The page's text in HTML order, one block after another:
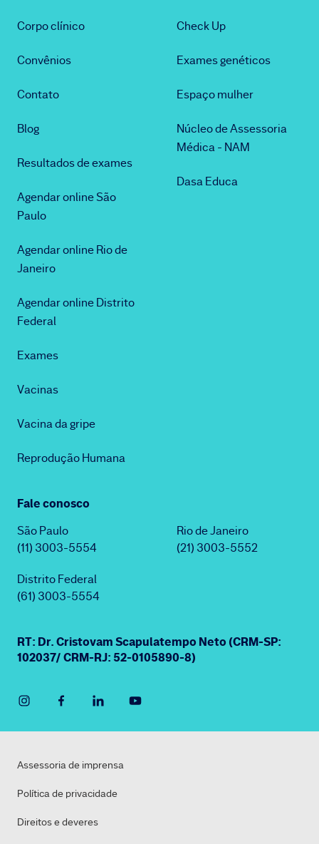
Corpo clínico
Convênios
Contato
Blog
Resultados de exames
Agendar online São
Paulo
Agendar online Rio de
Janeiro
Agendar online Distrito
Federal
Exames
Vacinas
Vacina da gripe
Reprodução Humana
Check Up
Exames genéticos
Espaço mulher
Núcleo de Assessoria
Médica - NAM
Dasa Educa
Fale conosco
São Paulo
(11) 3003-5554
Rio de Janeiro
(21) 3003-5552
Distrito Federal
(61) 3003-5554
RT: Dr. Cristovam Scapulatempo Neto (CRM-SP:
102037/ CRM-RJ: 52-0105890-8)
Assessoria de imprensa
Política de privacidade
Direitos e deveres